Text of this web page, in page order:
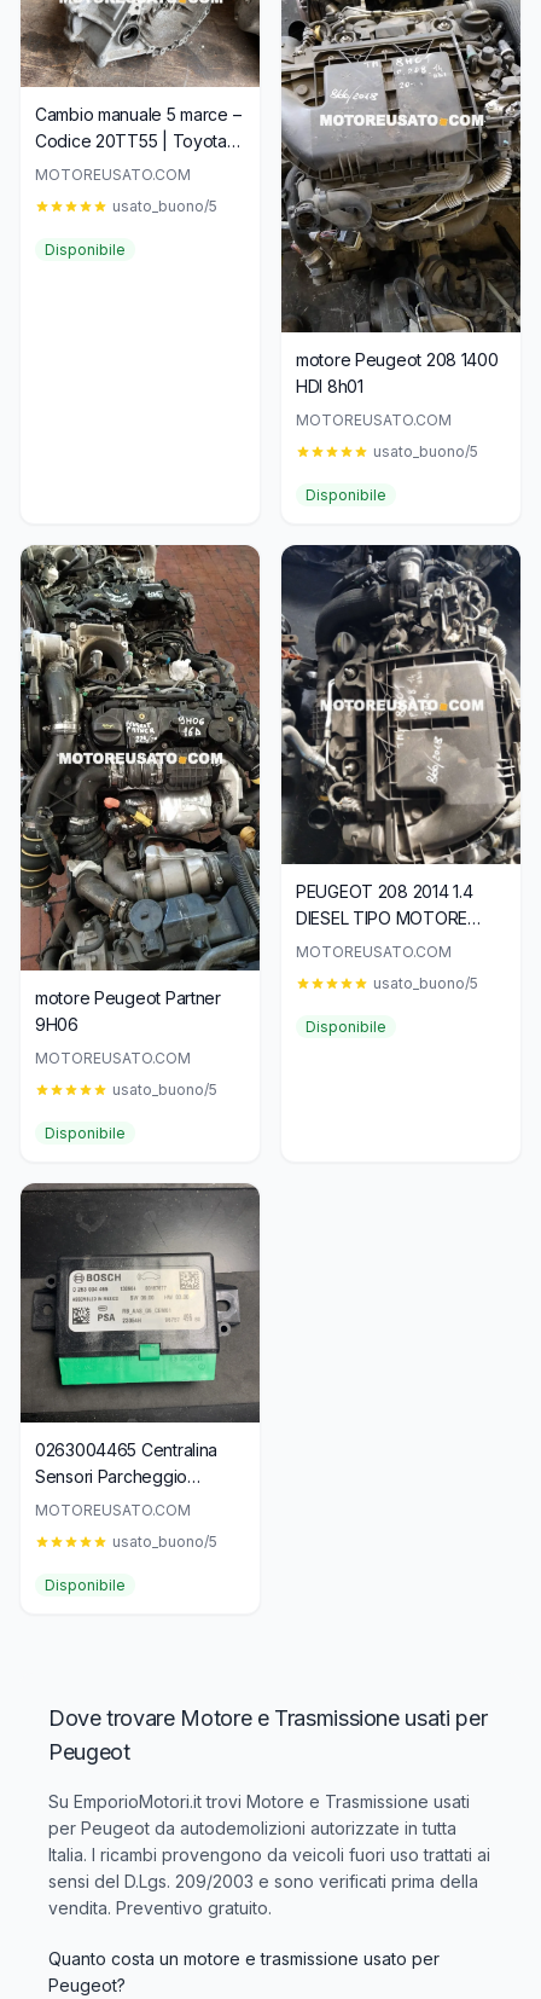
Cambio manuale 5 marce –
Codice 20TT55 | Toyota
Aygo II / Citroën C1 /
MOTOREUSATO.COM
usato_buono/5
Disponibile
motore Peugeot 208 1400
HDI 8h01
MOTOREUSATO.COM
usato_buono/5
Disponibile
motore Peugeot Partner
9H06
MOTOREUSATO.COM
usato_buono/5
Disponibile
PEUGEOT 208 2014 1.4
DIESEL TIPO MOTORE
8H01
MOTOREUSATO.COM
usato_buono/5
Disponibile
0263004465 Centralina
Sensori Parcheggio
PEUGEOT Citroen
MOTOREUSATO.COM
usato_buono/5
Disponibile
Dove trovare Motore e Trasmissione usati per
Peugeot
Su EmporioMotori.it trovi Motore e Trasmissione usati
per Peugeot da autodemolizioni autorizzate in tutta
Italia. I ricambi provengono da veicoli fuori uso trattati ai
sensi del D.Lgs. 209/2003 e sono verificati prima della
vendita. Preventivo gratuito.
Quanto costa un motore e trasmissione usato per
Peugeot?